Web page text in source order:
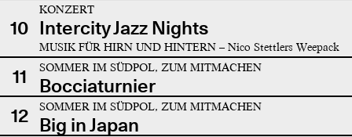
10
KONZERT
Intercity Jazz Nights
MUSIK FÜR HIRN UND HINTERN – Nico Stettlers Weepack
11 SOMMER IM SÜDPOL, ZUM MITMACHEN
Bocciaturnier
12
SOMMER IM SÜDPOL, ZUM MITMACHEN
Big in Japan